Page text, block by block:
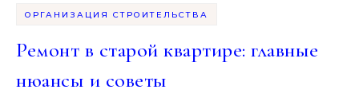
ОРГАНИЗАЦИЯ СТРОИТЕЛЬСТВА
Ремонт в старой квартире: главные
нюансы и советы